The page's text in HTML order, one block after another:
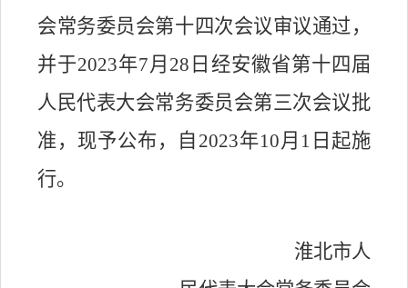
会常务委员会第十四次会议审议通过，
并于2023年7月 28 日经安徽省第十四 届
人民代表大会常务委员会第三次会议批
准，现予公布，自 2023年10月 1 日起施
行。
淮北市人